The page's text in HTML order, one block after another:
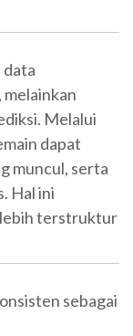
data
melainkan
Melalui
dapat
muncul, serta
Hal ini
lebih terstruktur
sebagai